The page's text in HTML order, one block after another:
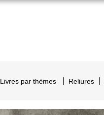
Livres par thèmes Reliures